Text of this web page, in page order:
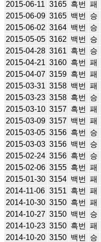
2015-06-11 3165 흑번 패
2015-06-09 3165 백번 승
2015-06-02 3164 백번 승
2015-05-05 3162 백번 승
2015-04-28 3161 흑번 승
2015-04-21 3160 흑번 패
2015-04-07 3159 흑번 패
2015-03-31 3158 백번 패
2015-03-23 3158 흑번 승
2015-03-10 3157 흑번 패
2015-03-09 3157 백번 패
2015-03-05 3156 흑번 승
2015-03-03 3156 백번 승
2015-02-24 3156 흑번 승
2015-02-06 3155 흑번 패
2015-01-30 3154 백번 패
2014-11-06 3151 흑번 패
2014-10-30 3150 흑번 패
2014-10-27 3150 백번 승
2014-10-23 3150 흑번 패
2014-10-20 3150 백번 승